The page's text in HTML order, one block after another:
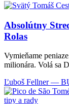
Absolútny
Rolas
Vymieňame
milionára. Volá sa
Ľuboš Fellner —